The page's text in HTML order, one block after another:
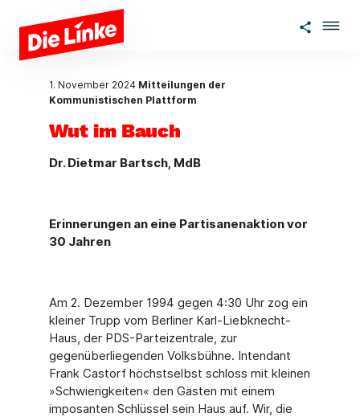
Zum Hauptinhalt springen
1. November 2024 Mitteilungen der
Kommunistischen Plattform
Wut im Bauch
Dr. Dietmar Bartsch, MdB
Erinnerungen an eine Partisanenaktion vor
30 Jahren
Am 2. Dezember 1994 gegen 4:30 Uhr zog ein
kleiner Trupp vom Berliner Karl-Lieb­knecht-
Haus, der PDS-Parteizentrale, zur
gegenüberliegenden Volksbühne. Intendant
Frank Castorf höchstselbst schloss mit kleinen
»Schwierigkeiten« den Gästen mit einem
imposanten Schlüssel sein Haus auf. Wir, die